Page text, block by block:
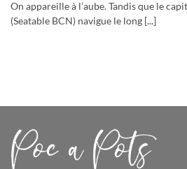
On appareille à l’aube. Tandis que le
(Seatable BCN) navigue le long [...]